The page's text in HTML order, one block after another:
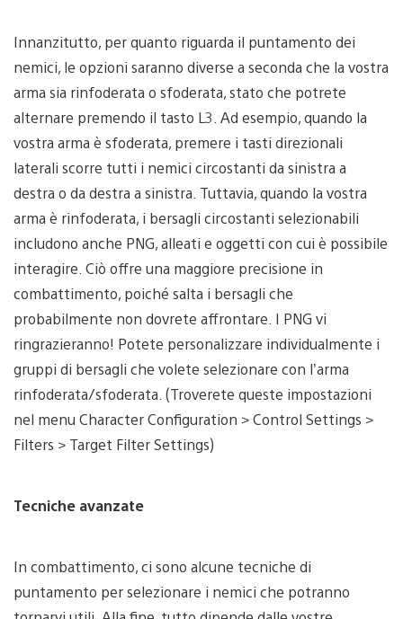
Innanzitutto, per quanto riguarda il puntamento dei
nemici, le opzioni saranno diverse a seconda che la vostra
arma sia rinfoderata o sfoderata, stato che potrete
alternare premendo il tasto L3. Ad esempio, quando la
vostra arma è sfoderata, premere i tasti direzionali
laterali scorre tutti i nemici circostanti da sinistra a
destra o da destra a sinistra. Tuttavia, quando la vostra
arma è rinfoderata, i bersagli circostanti selezionabili
includono anche PNG, alleati e oggetti con cui è possibile
interagire. Ciò offre una maggiore precisione in
combattimento, poiché salta i bersagli che
probabilmente non dovrete affrontare. I PNG vi
ringrazieranno! Potete personalizzare individualmente i
gruppi di bersagli che volete selezionare con l’arma
rinfoderata/sfoderata. (Troverete queste impostazioni
nel menu Character Configuration > Control Settings >
Filters > Target Filter Settings)
Tecniche avanzate
In combattimento, ci sono alcune tecniche di
puntamento per selezionare i nemici che potranno